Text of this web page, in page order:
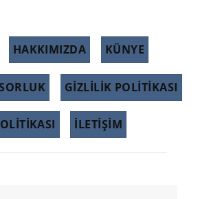
HAKKIMIZDA KÜNYE
GIZLILIK POLITIKASI
İLETİŞİM